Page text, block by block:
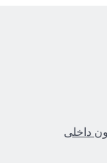
داخلی